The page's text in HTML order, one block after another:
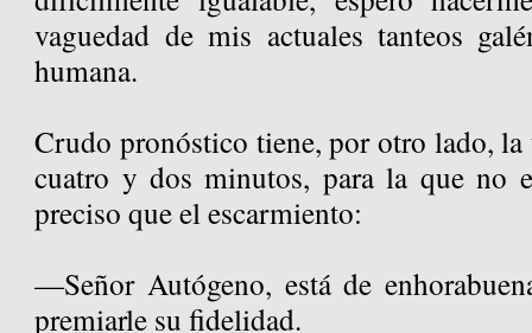
vaguedad de mis actuales tanteos
humana.
Crudo pronóstico tiene, por otro lado, la
cuatro y dos minutos, para la que no
preciso que el escarmiento:
—Señor Autógeno, está de
premiarle su fidelidad.